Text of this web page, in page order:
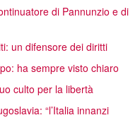
di Pannunzio e di
un difensore dei diritti
ha sempre visto chiaro
culto per la libertà
“l’Italia innanzi